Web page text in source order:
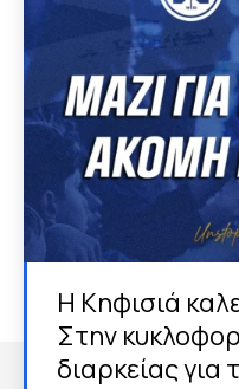
Η Κηφισιά
Στην
διαρκείας για